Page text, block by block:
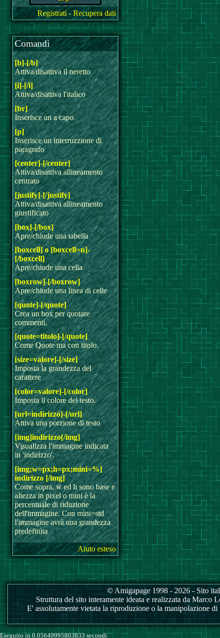
Registrati-Recupera dati
Comandi
[b]-[/b]
Attiva/disattiva il neretto
[i]-[/i]
Attiva/disattiva l'italico
[br]
Inserisce un a capo
[p]
Inserisce un interruzzione di
paragrafo
[center]-[/center]
Attiva/disattiva allineamento
centrato
[justify]-[/justify]
Attiva/disattiva allineamento
giustificato
[box]-[/box]
Apre/chiude una tabella
[boxcell] o [boxcell=n]-
[/boxcell]
Apre/chiude una cella
[boxrow]-[/boxrow]
Apre/chiude una linea di celle
[quote]-[/quote]
Crea un box per quotare
commenti.
[quote=titolo]-[/quote]
Come Quote ma con titolo.
[size=valore]-[/size]
Imposta la grandezza del
carattere
[color=valore]-[/color]
Imposta il colore del testo.
[url=indirizzo]-[/url]
Attiva una porzione di testo
[img]indirizzo[/img]
Visualizza l'immagine indicata
in 'indirizzo'.
[img;w=px;h=px;mini=%]
indirizzo [/img]
Come sopra, w ed h sono base e
altezza in pixel o mini è la
percentuale di riduzione
dell'immagine. Con mini=std
l'immagine avrà una grandezza
predefinita
Aiuto esteso
© Amigapage 1998 - 2026 - Sito
Struttura del sito interamente ideata e realizzata da
E' assolutamente vietata la riproduzione o la manipolazione
Eseguito in 0.05649995803833 secondi